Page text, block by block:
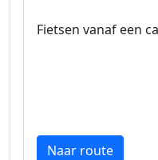
Fietsen vanaf een
Naar route